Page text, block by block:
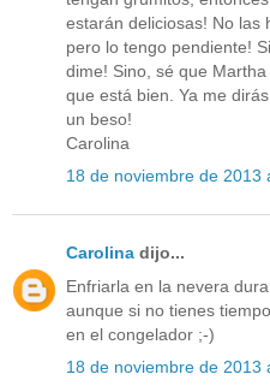
estarán deliciosas! No las
pero lo tengo pendiente!
dime! Sino, sé que
que está bien. Ya me
un beso!
Carolina
18 de noviembre de 2013
Carolina dijo...
Enfriarla en la nevera
aunque si no tienes
en el congelador ;-)
18 de noviembre de 2013